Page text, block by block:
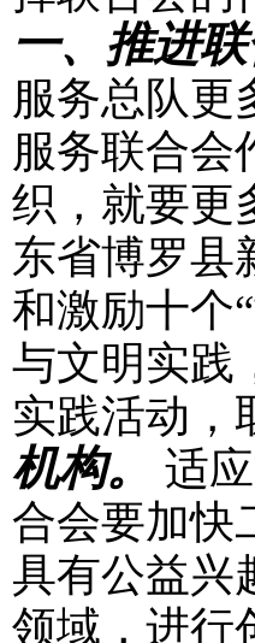
一、推进
服务总队更
服务联合会
织，就要更
东省博罗县
和激励十个
与文明实践
实践活动，
机构。 适
合会要加快
具有公益兴
领域，进行